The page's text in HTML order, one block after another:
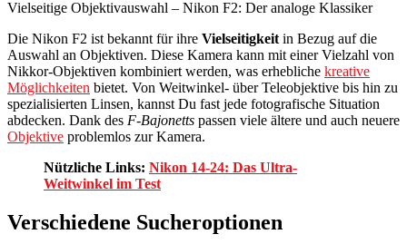
Vielseitige Objektivauswahl – Nikon F2: Der analoge Klassiker
Die Nikon F2 ist bekannt für ihre Vielseitigkeit in Bezug auf die
Auswahl an Objektiven. Diese Kamera kann mit einer Vielzahl von
Nikkor-Objektiven kombiniert werden, was erhebliche kreative
Möglichkeiten bietet. Von Weitwinkel- über Teleobjektive bis hin zu
spezialisierten Linsen, kannst Du fast jede fotografische Situation
abdecken. Dank des F-Bajonetts passen viele ältere und auch neuere
Objektive problemlos zur Kamera.
Nützliche Links: Nikon 14-24: Das Ultra-
Weitwinkel im Test
Verschiedene Sucheroptionen